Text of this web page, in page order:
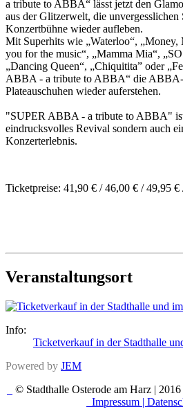
a tribute to ABBA“ lässt jetzt den
aus der Glitzerwelt, die unvergesslichen
Konzertbühne wieder aufleben.
Mit Superhits wie „Waterloo“,
you for the music“, „Mamma Mia“,
„Dancing Queen“, „Chiquitita” oder
ABBA - a tribute to ABBA“ die
Plateauschuhen wieder auferstehen.
"SUPER ABBA - a tribute to ABBA"
eindrucksvolles Revival sondern auch
Konzerterlebnis.
Ticketpreise: 41,90 € / 46,00 € / 49,95 €
Veranstaltungsort
Info:
Ticketverkauf in der Stadthalle
Powered by JEM
© Stadthalle Osterode
Impressum |